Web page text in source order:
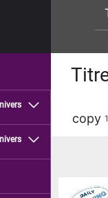
copy